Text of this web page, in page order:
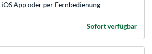
App oder per Fernbedienung
Sofort verfügbar